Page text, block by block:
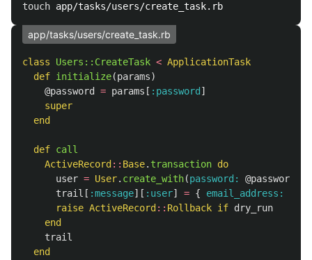
touch
app/tasks/users/create_task.rb
class Users::CreateTask < ApplicationTask
def initialize(params)
@password
= params [ :password ]
super
end
def call
ActiveRecord :: Base. transaction do
user = User. create_with(password: @password
trail [ :message][ :user] = { email_address:
raise ActiveRecord :: Rollback if dry_run
end
trail
end